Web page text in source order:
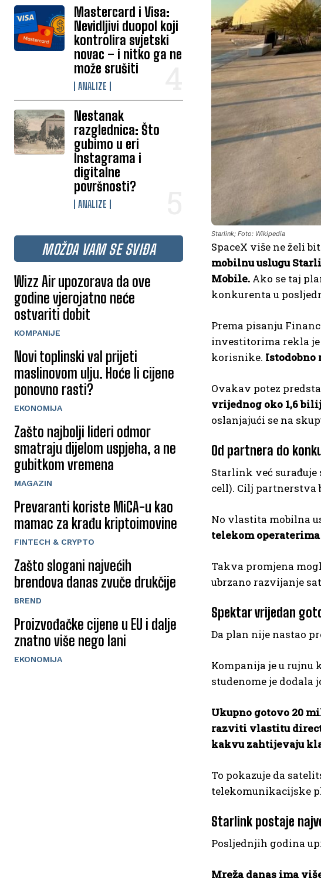
Mastercard i Visa:
Nevidljivi duopol koji
kontrolira svjetski
novac – i nitko ga ne
može srušiti
ANALIZE
Nestanak
razglednica: Što
gubimo u eri
Instagrama i
digitalne
površnosti?
ANALIZE
MOŽDA VAM SE SVIĐA
Wizz Air upozorava da ove
godine vjerojatno neće
ostvariti dobit
KOMPANIJE
Novi toplinski val prijeti
maslinovom ulju. Hoće li cijene
ponovno rasti?
EKONOMIJA
Zašto najbolji lideri odmor
smatraju dijelom uspjeha, a ne
gubitkom vremena
MAGAZIN
Prevaranti koriste MiCA-u kao
mamac za krađu kriptoimovine
FINTECH & CRYPTO
Zašto slogani najvećih
brendova danas zvuče drukčije
BREND
Proizvođačke cijene u EU i dalje
znatno više nego lani
EKONOMIJA
Starlink; Foto: Wikipedia
SpaceX više ne želi
mobilnu uslugu
Mobile. Ako se taj
konkurenta u
Prema pisanju
investitorima rekla
korisnike. Istodobno
Ovakav potez
vrijednog oko 1,6
oslanjajući se na
Od partnera do
Starlink već
cell). Cilj partnerstva
No vlastita mobilna
telekom
Takva promjena
ubrzano razvijanje
Spektar vrijedan
Da plan nije nastao
Kompanija je u rujnu
studenome je
Ukupno gotovo 20
razviti vlastitu
kakvu zahtijevaju
To pokazuje da
telekomunikacijske
Starlink postaje
Posljednjih godina
Mreža danas ima